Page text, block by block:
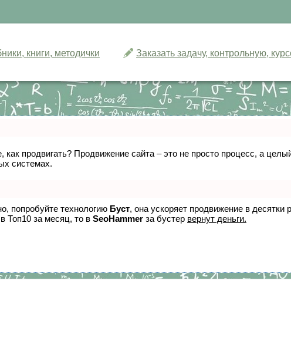
книги, методички Заказать задачу, контрольную,
как продвигать? Продвижение сайта – это не просто процесс, а
системах.
попробуйте технологию Буст, она ускоряет продвижение в
Топ10 за месяц, то в SeoHammer за бустер вернут деньги.